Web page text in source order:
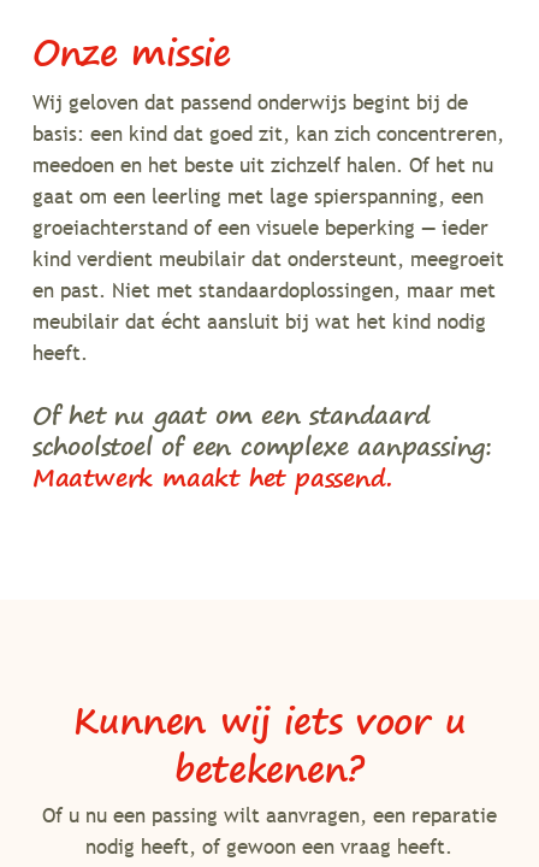
Onze missie
Wij geloven dat passend onderwijs begint bij de
basis: een kind dat goed zit, kan zich concentreren,
meedoen en het beste uit zichzelf halen. Of het nu
gaat om een leerling met lage spierspanning, een
groeiachterstand of een visuele beperking — ieder
kind verdient meubilair dat ondersteunt, meegroeit
en past. Niet met standaardoplossingen, maar met
meubilair dat écht aansluit bij wat het kind nodig
heeft.
Of het nu gaat om een standaard
schoolstoel of een complexe aanpassing:
Maatwerk maakt het passend.
Kunnen wij iets voor u
betekenen?
Of u nu een passing wilt aanvragen, een reparatie
nodig heeft, of gewoon een vraag heeft.